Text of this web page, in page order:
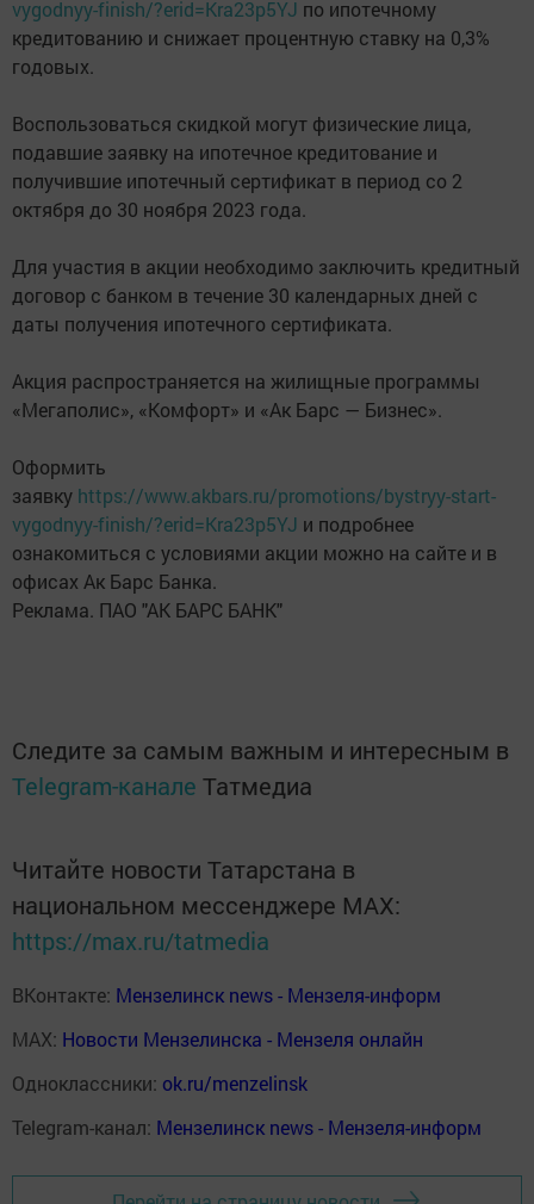
vygodnyy-finish/?erid=Kra23p5YJ по ипотечному
кредитованию и снижает процентную ставку на 0,3%
годовых.
Воспользоваться скидкой могут физические лица,
подавшие заявку на ипотечное кредитование и
получившие ипотечный сертификат в период со 2
октября до 30 ноября 2023 года.
Для участия в акции необходимо заключить кредитный
договор с банком в течение 30 календарных дней с
даты получения ипотечного сертификата.
Акция распространяется на жилищные программы
«Мегаполис», «Комфорт» и «Ак Барс — Бизнес».
Оформить
заявку https://www.akbars.ru/promotions/bystryy-start-
vygodnyy-finish/?erid=Kra23p5YJ и подробнее
ознакомиться с условиями акции можно на сайте и в
офисах Ак Барс Банка.
Реклама. ПАО "АК БАРС БАНК"
Следите за самым важным и интересным в
Telegram-канале Татмедиа
Читайте новости Татарстана в
национальном мессенджере MАХ:
https://max.ru/tatmedia
ВКонтакте: Мензелинск news - Мензеля-информ
MAX: Новости Мензелинска - Мензеля онлайн
Одноклассники: ok.ru/menzelinsk
Telegram-канал: Мензелинск news - Мензеля-информ